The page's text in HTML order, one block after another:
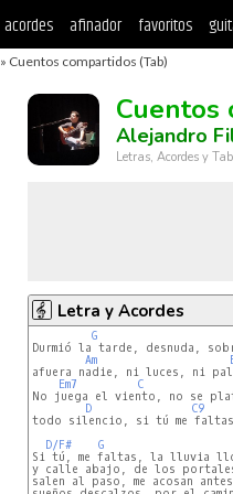
acordes afinador favoritos
» Cuentos compartidos (Tab)
Cuentos
Alejandro
Letras, Acordes y
Letra y Acordes
G
Durmió la tarde, desnuda,
Am
afuera nadie, ni luces, ni
Em7
C
No juega el viento, no se
D
C9
todo silencio, si tú me
D/F#
G
Si tú, me faltas, la lluvia
y calle abajo, de los portales
salen al paso, me acosan